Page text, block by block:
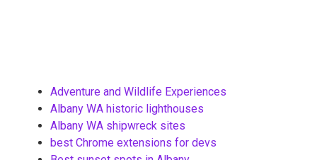
Adventure and Wildlife Experiences
Albany WA historic lighthouses
Albany WA shipwreck sites
best Chrome extensions for devs